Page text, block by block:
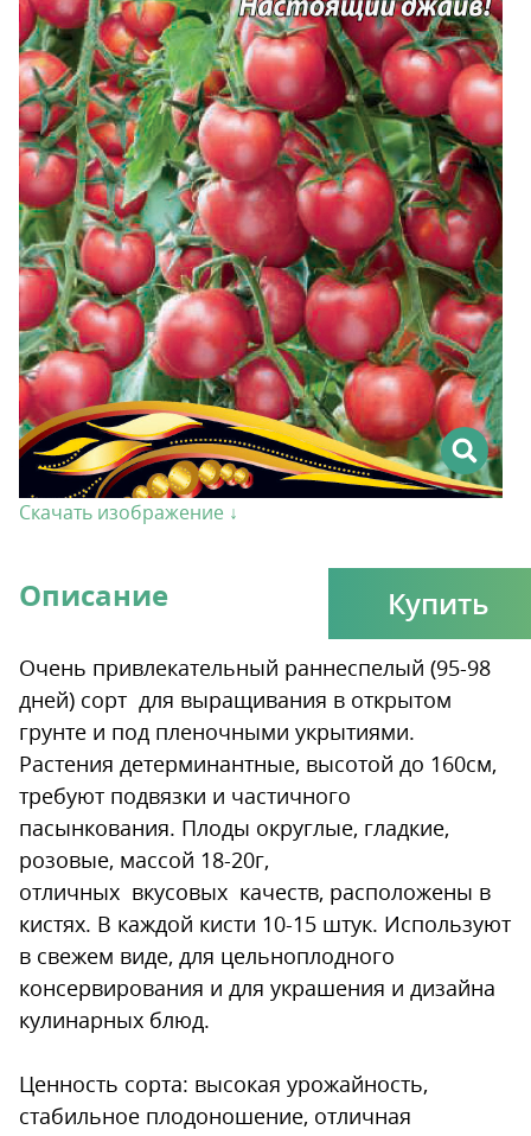
Скачать изображение ↓
Купить
Описание
Очень привлекательный раннеспелый (95-98
дней) сорт для выращивания в открытом
грунте и под пленочными укрытиями.
Растения детерминантные, высотой до 160см,
требуют подвязки и частичного
пасынкования. Плоды округлые, гладкие,
розовые, массой 18-20г,
отличных вкусовых качеств, расположены в
кистях. В каждой кисти 10-15 штук. Используют
в свежем виде, для цельноплодного
консервирования и для украшения и дизайна
кулинарных блюд.
Ценность сорта: высокая урожайность,
стабильное плодоношение, отличная